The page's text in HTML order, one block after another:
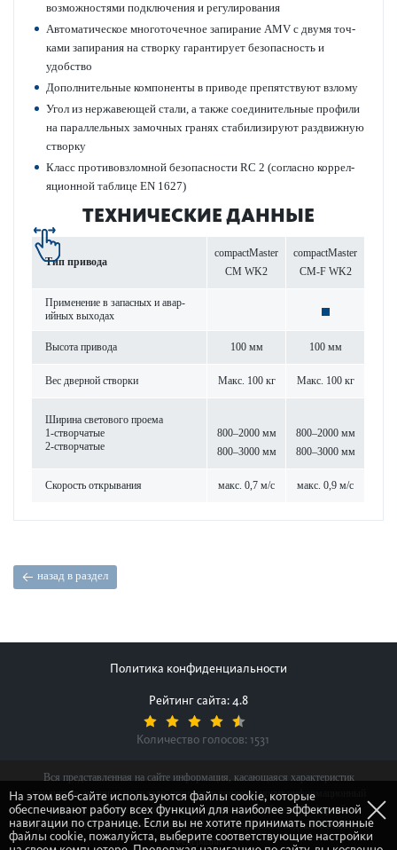
возможно­с­тями под­ключения и регулирования
Автом­ат­ическое многоточечное запирание AMV с двумя точ­
ками запирания на створку гар­антирует безоп­асность и
удобство
Дополнительные компоненты в при­воде препятствуют взлому
Угол из нерж­а­в­еющей стали, а также соединительные профили
на пар­аллельных замочных гранях стабилизируют раз­д­вижную
створку
Класс против­овзломной безоп­асности RC 2 (согласно коррел­
яцио­нной таблице EN 1627)
ТЕХНИЧЕСКИЕ ДАННЫЕ
Тип при­вода
compactMaster
CM WK2
compactMaster
CM-F WK2
Применение в запасных и авар­
ийных выходах
Высота при­вода 100 мм 100 мм
Вес дверной створки Макс. 100 кг Макс. 100 кг
Ширина свет­ового проема
1-створ­чатые
2-створ­чатые
800–2000 мм
800–3000 мм
800–2000 мм
800–3000 мм
Скор­ость открывания макс. 0,7 м/с макс. 0,9 м/с
назад в раздел
Политика конфиденциальности
Рейтинг сайта: 4.8
Количество голосов: 1531
Вся представленная на сайте информация, касающаяся характеристик
продуктов, наличия на складе, стоимости товаров, носит информационный
характер и ни при каких условиях не является публичной офертой,
определяемой положениями Статьи 437(2) Гражданского кодекса Российской
Федерации.
На этом веб-сайте используются файлы cookie, которые
обеспечивают работу всех функций для наиболее эффективной
навигации по странице. Если вы не хотите принимать постоянные
файлы cookie, пожалуйста, выберите соответствующие настройки